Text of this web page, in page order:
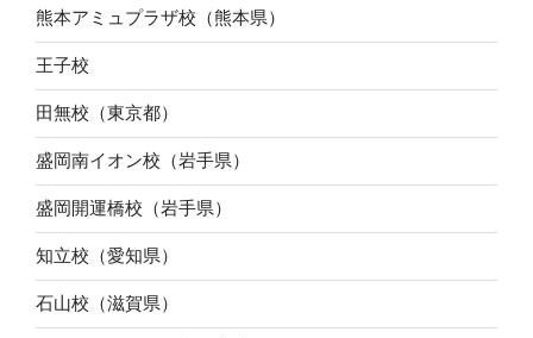
熊本アミュプラザ校（熊本県）
王子校
田無校（東京都）
盛岡南イオン校（岩手県）
盛岡開運橋校（岩手県）
知立校（愛知県）
石山校（滋賀県）